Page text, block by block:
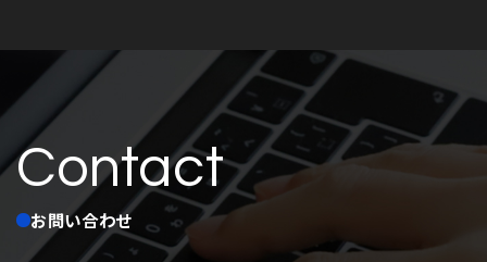
情報を取得し、取得した情報を利用させていただき
ます。以下の⽬的の範囲を超えて個⼈情報を利⽤す
る場合には、事前に適切な⽅法でご本人からの同意
を得るものとします。
(1)お問い合わせへの対応。
(2)求人採用における面接の日時および、選考結
果の連絡。
Contact
お問い合わせ